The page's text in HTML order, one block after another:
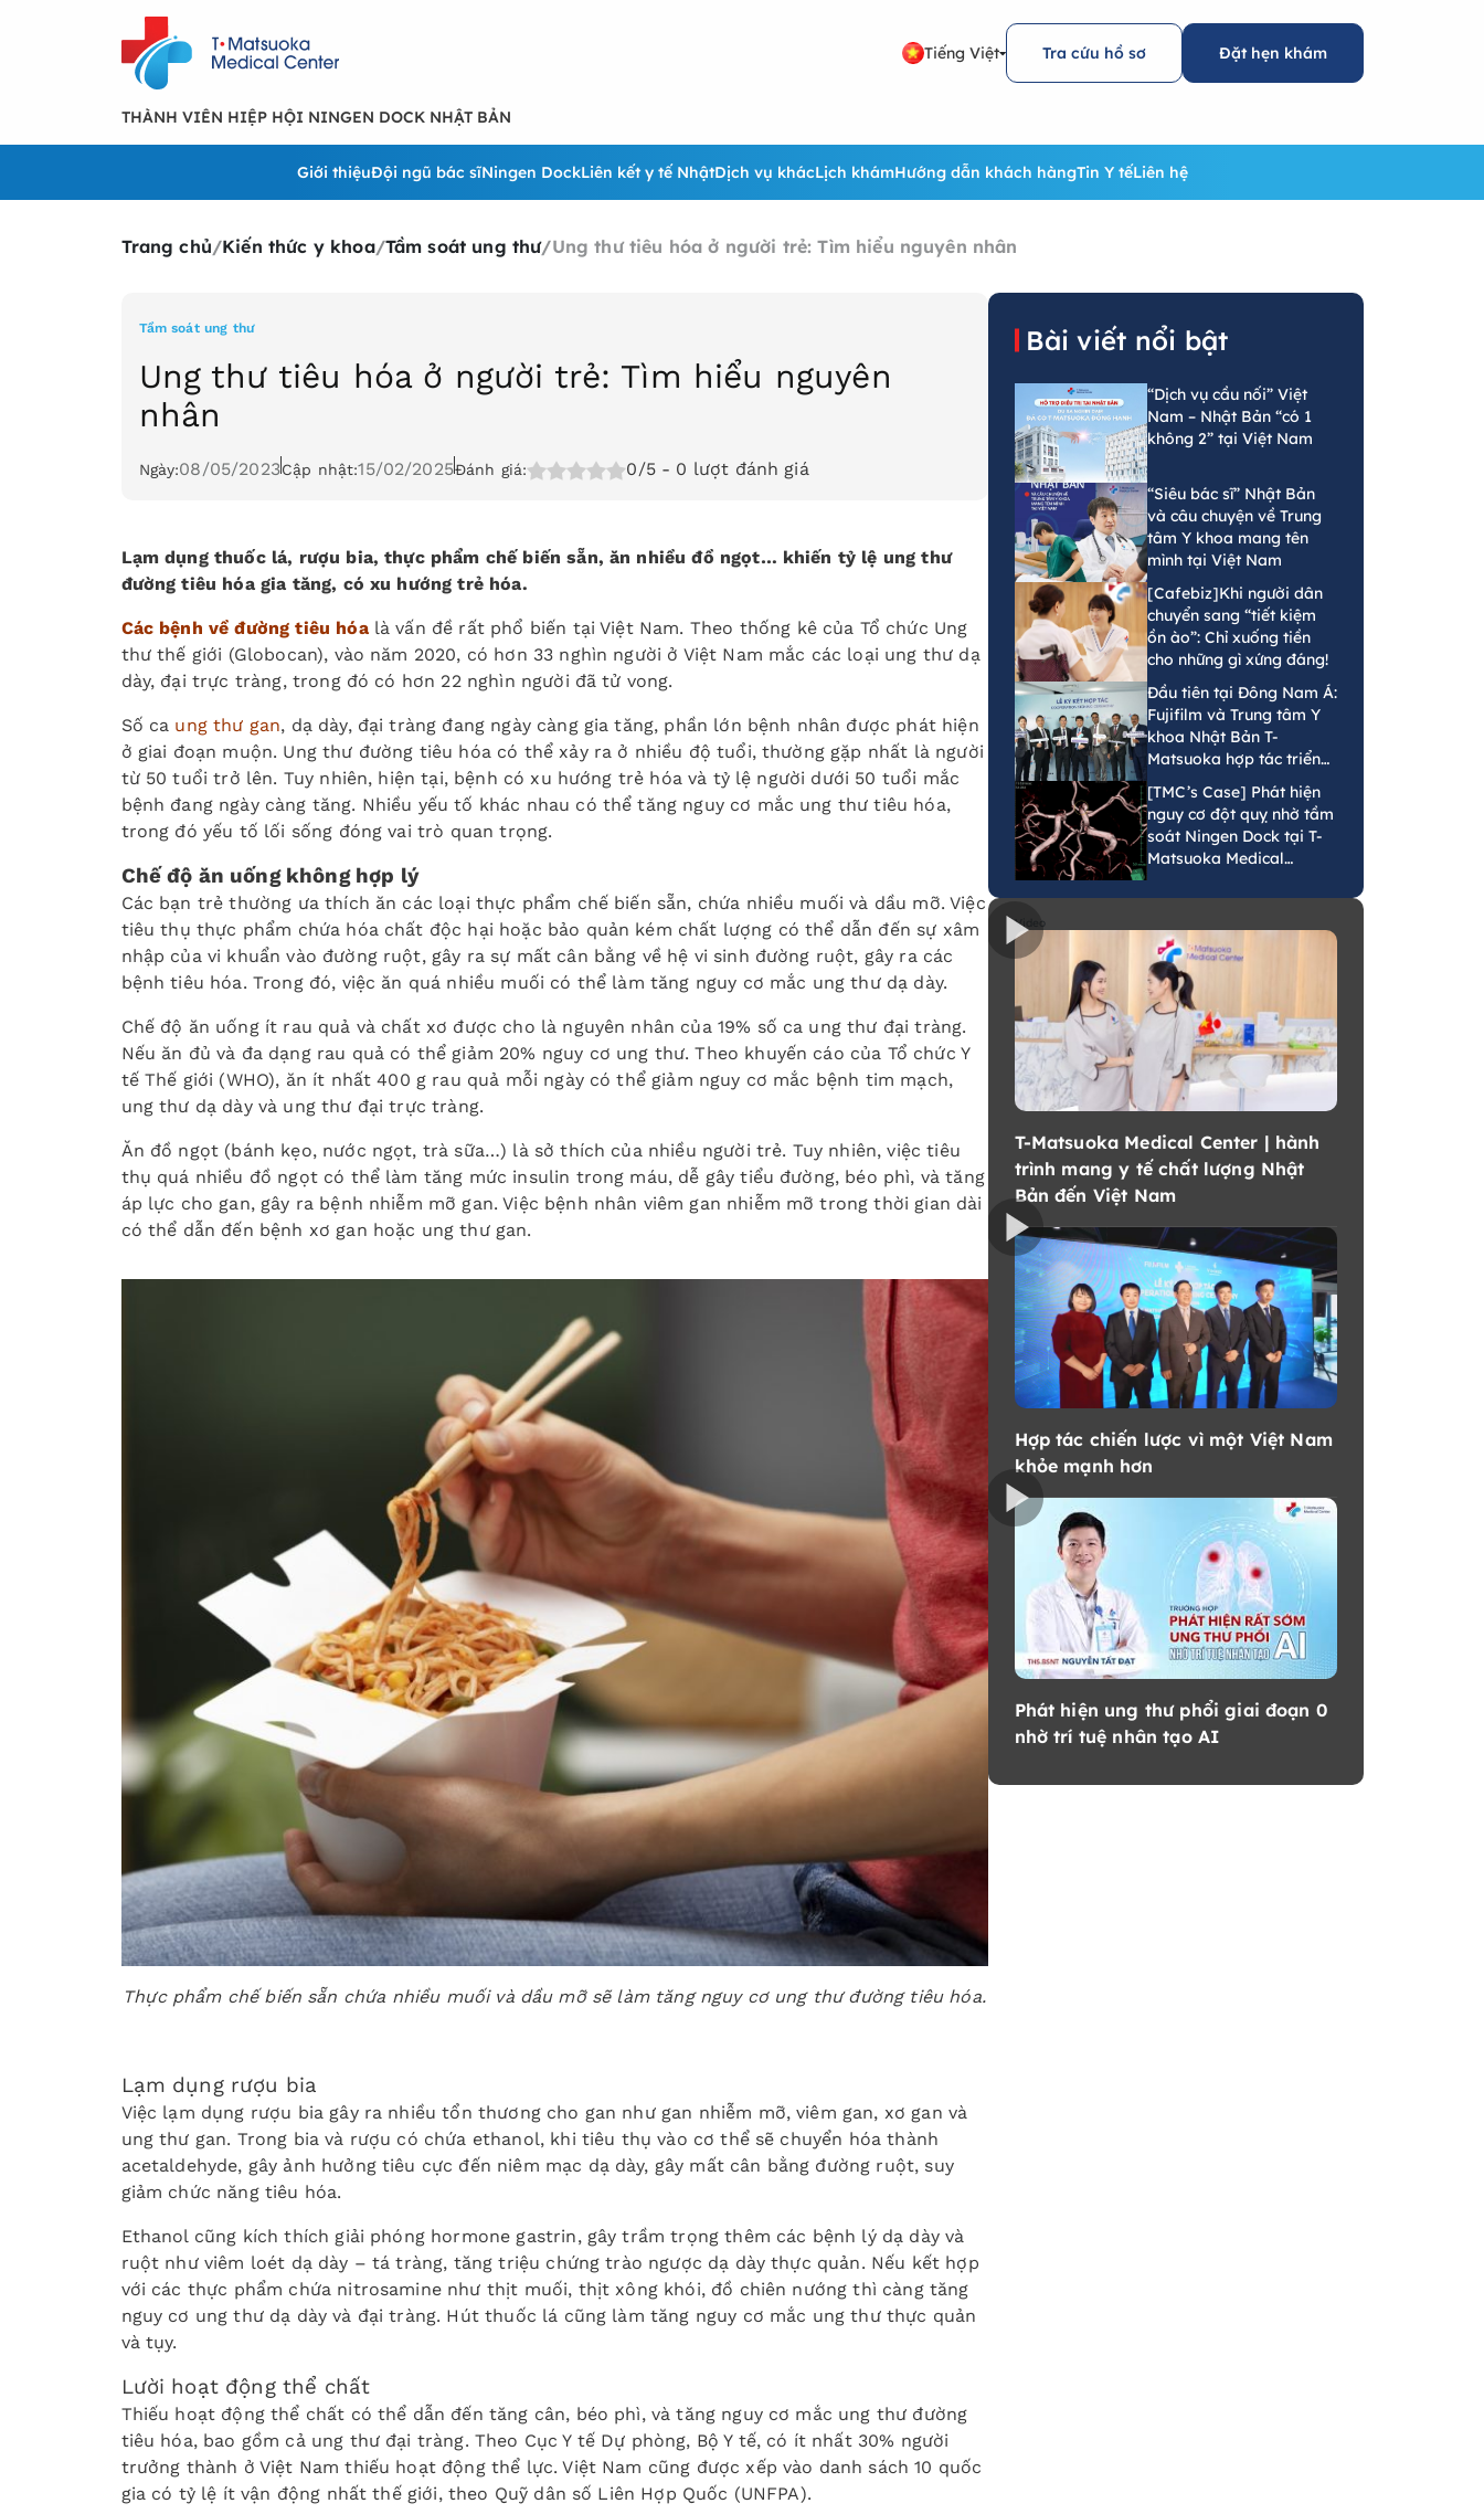
Tiếng Việt Tra cứu hồ sơ Đặt hẹn khám
THÀNH VIÊN HIỆP HỘI NINGEN DOCK NHẬT BẢN
Giới thiệuĐội ngũ bác sĩNingen DockLiên kết y tế NhậtDịch vụ khácLịch khámHướng dẫn khách hàngTin Y tếLiên hệ
Trang chủ/Kiến thức y khoa/Tầm soát ung thư/Ung thư tiêu hóa ở người trẻ: Tìm hiểu nguyên nhân
Tầm soát ung thư
Ung thư tiêu hóa ở người trẻ: Tìm hiểu nguyên
nhân
Ngày:08/05/2023Cập nhật:15/02/2025Đánh giá: 0/5 - 0 lượt đánh giá
Lạm dụng thuốc lá, rượu bia, thực phẩm chế biến sẵn, ăn nhiều đồ ngọt… khiến tỷ lệ ung thư
đường tiêu hóa gia tăng, có xu hướng trẻ hóa.
Các bệnh về đường tiêu hóalà vấn đề rất phổ biến tại Việt Nam. Theo thống kê của Tổ chức Ung
thư thế giới (Globocan), vào năm 2020, có hơn 33 nghìn người ở Việt Nam mắc các loại ung thư dạ
dày, đại trực tràng, trong đó có hơn 22 nghìn người đã tử vong.
Số ca ung thư gan, dạ dày, đại tràng đang ngày càng gia tăng, phần lớn bệnh nhân được phát hiện
ở giai đoạn muộn. Ung thư đường tiêu hóa có thể xảy ra ở nhiều độ tuổi, thường gặp nhất là người
từ 50 tuổi trở lên. Tuy nhiên, hiện tại, bệnh có xu hướng trẻ hóa và tỷ lệ người dưới 50 tuổi mắc
bệnh đang ngày càng tăng. Nhiều yếu tố khác nhau có thể tăng nguy cơ mắc ung thư tiêu hóa,
trong đó yếu tố lối sống đóng vai trò quan trọng.
Chế độ ăn uống không hợp lý
Các bạn trẻ thường ưa thích ăn các loại thực phẩm chế biến sẵn, chứa nhiều muối và dầu mỡ. Việc
tiêu thụ thực phẩm chứa hóa chất độc hại hoặc bảo quản kém chất lượng có thể dẫn đến sự xâm
nhập của vi khuẩn vào đường ruột, gây ra sự mất cân bằng về hệ vi sinh đường ruột, gây ra các
bệnh tiêu hóa. Trong đó, việc ăn quá nhiều muối có thể làm tăng nguy cơ mắc ung thư dạ dày.
Chế độ ăn uống ít rau quả và chất xơ được cho là nguyên nhân của 19% số ca ung thư đại tràng.
Nếu ăn đủ và đa dạng rau quả có thể giảm 20% nguy cơ ung thư. Theo khuyến cáo của Tổ chức Y
tế Thế giới (WHO), ăn ít nhất 400 g rau quả mỗi ngày có thể giảm nguy cơ mắc bệnh tim mạch,
ung thư dạ dày và ung thư đại trực tràng.
Ăn đồ ngọt (bánh kẹo, nước ngọt, trà sữa…) là sở thích của nhiều người trẻ. Tuy nhiên, việc tiêu
thụ quá nhiều đồ ngọt có thể làm tăng mức insulin trong máu, dễ gây tiểu đường, béo phì, và tăng
áp lực cho gan, gây ra bệnh nhiễm mỡ gan. Việc bệnh nhân viêm gan nhiễm mỡ trong thời gian dài
có thể dẫn đến bệnh xơ gan hoặc ung thư gan.
Thực phẩm chế biến sẵn chứa nhiều muối và dầu mỡ sẽ làm tăng nguy cơ ung thư đường tiêu hóa.
Lạm dụng rượu bia
Việc lạm dụng rượu bia gây ra nhiều tổn thương cho gan như gan nhiễm mỡ, viêm gan, xơ gan và
ung thư gan. Trong bia và rượu có chứa ethanol, khi tiêu thụ vào cơ thể sẽ chuyển hóa thành
acetaldehyde, gây ảnh hưởng tiêu cực đến niêm mạc dạ dày, gây mất cân bằng đường ruột, suy
giảm chức năng tiêu hóa.
Ethanol cũng kích thích giải phóng hormone gastrin, gây trầm trọng thêm các bệnh lý dạ dày và
ruột như viêm loét dạ dày – tá tràng, tăng triệu chứng trào ngược dạ dày thực quản. Nếu kết hợp
với các thực phẩm chứa nitrosamine như thịt muối, thịt xông khói, đồ chiên nướng thì càng tăng
nguy cơ ung thư dạ dày và đại tràng. Hút thuốc lá cũng làm tăng nguy cơ mắc ung thư thực quản
và tụy.
Lười hoạt động thể chất
Thiếu hoạt động thể chất có thể dẫn đến tăng cân, béo phì, và tăng nguy cơ mắc ung thư đường
tiêu hóa, bao gồm cả ung thư đại tràng. Theo Cục Y tế Dự phòng, Bộ Y tế, có ít nhất 30% người
trưởng thành ở Việt Nam thiếu hoạt động thể lực. Việt Nam cũng được xếp vào danh sách 10 quốc
gia có tỷ lệ ít vận động nhất thế giới, theo Quỹ dân số Liên Hợp Quốc (UNFPA).
Bài viết nổi bật
“Dịch vụ cầu nối” Việt
Nam – Nhật Bản “có 1
không 2” tại Việt Nam
“Siêu bác sĩ” Nhật Bản
và câu chuyện về Trung
tâm Y khoa mang tên
mình tại Việt Nam
[Cafebiz]Khi người dân
chuyển sang “tiết kiệm
ồn ào”: Chỉ xuống tiền
cho những gì xứng đáng!
Đầu tiên tại Đông Nam Á:
Fujifilm và Trung tâm Y
khoa Nhật Bản T-
Matsuoka hợp tác triển
khai mô hình tầm soát
phát hiện sớm ung thư
bằng AI tại Việt Nam
[TMC’s Case] Phát hiện
nguy cơ đột quỵ nhờ tầm
soát Ningen Dock tại T-
Matsuoka Medical
Center
Video
T-Matsuoka Medical Center | hành
trình mang y tế chất lượng Nhật
Bản đến Việt Nam
Hợp tác chiến lược vì một Việt Nam
khỏe mạnh hơn
Phát hiện ung thư phổi giai đoạn 0
nhờ trí tuệ nhân tạo AI